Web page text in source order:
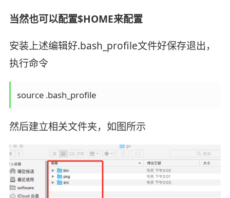
当然也可以配置$HOME来配置
安装上述编辑好.bash_profile文件好保存退出，
执行命令
source .bash_profile
然后建立相关文件夹，如图所示